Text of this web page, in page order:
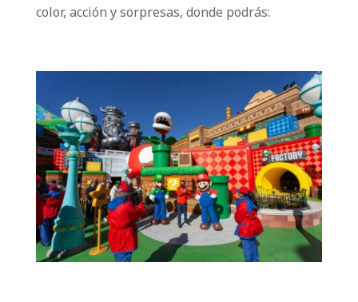
color, acción y sorpresas, donde podrás: